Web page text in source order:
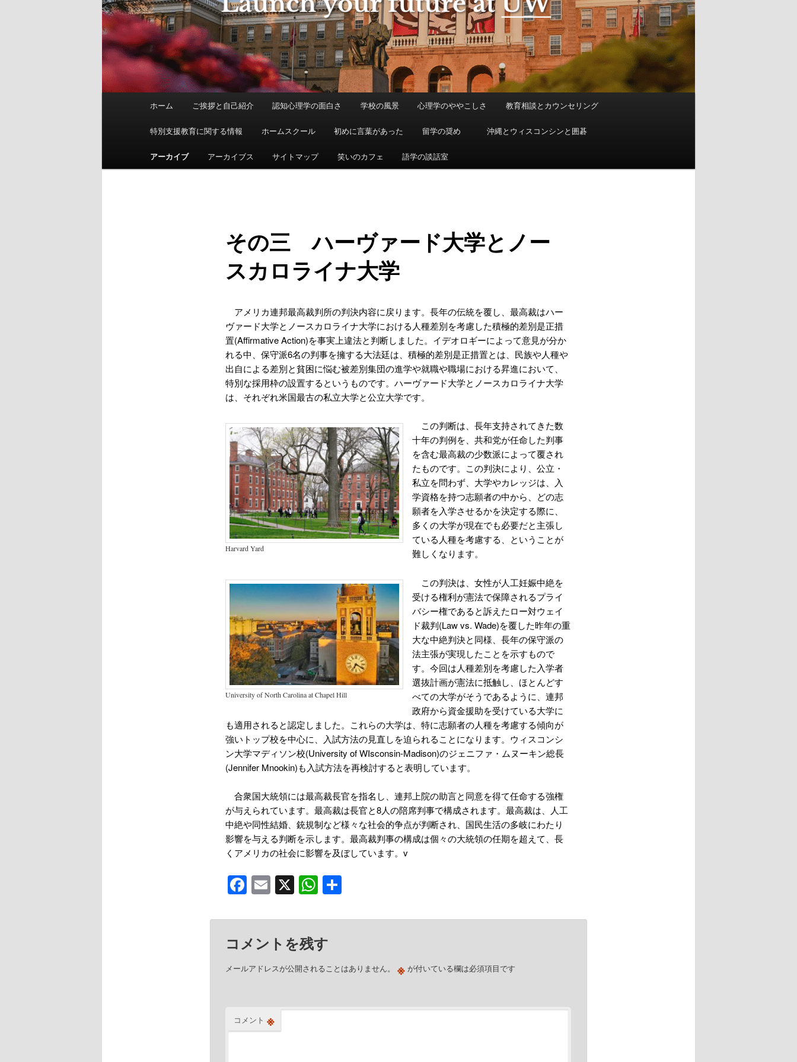
ュ
ホーム ご挨拶と自己紹介 認知心理学の面白さ 学校の風景 心理学のややこしさ 教育相談とカウンセリング
特別支援教育に関する情報 ホームスクール 初めに言葉があった 留学の奨め 沖縄とウィスコンシンと囲碁
アーカイブ アーカイブス サイトマップ 笑いのカフェ 語学の談話室
その三 ハーヴァード大学とノー
スカロライナ大学
アメリカ連邦最高裁判所の判決内容に戻ります。長年の伝統を覆し、最高裁はハー
ヴァード大学とノースカロライナ大学における人種差別を考慮した積極的差別是正措
置(Affirmative Action)を事実上違法と判断しました。イデオロギーによって意見が分か
れる中、保守派6名の判事を擁する大法廷は、積極的差別是正措置とは、民族や人種や
出自による差別と貧困に悩む被差別集団の進学や就職や職場における昇進において、
特別な採用枠の設置するというものです。ハーヴァード大学とノースカロライナ大学
は、それぞれ米国最古の私立大学と公立大学です。
Harvard Yard
この判断は、長年支持されてきた数
十年の判例を、共和党が任命した判事
を含む最高裁の少数派によって覆され
たものです。この判決により、公立・
私立を問わず、大学やカレッジは、入
学資格を持つ志願者の中から、どの志
願者を入学させるかを決定する際に、
多くの大学が現在でも必要だと主張し
ている人種を考慮する、ということが
難しくなります。
University of North Carolina at Chapel Hill
この判決は、女性が人工妊娠中絶を
受ける権利が憲法で保障されるプライ
バシー権であると訴えたロー対ウェイ
ド裁判(Law vs. Wade)を覆した昨年の重
大な中絶判決と同様、長年の保守派の
法主張が実現したことを示すもので
す。今回は人種差別を考慮した入学者
選抜計画が憲法に抵触し、ほとんどす
べての大学がそうであるように、連邦
政府から資金援助を受けている大学に
も適用されると認定しました。これらの大学は、特に志願者の人種を考慮する傾向が
強いトップ校を中心に、入試方法の見直しを迫られることになります。ウィスコンシ
ン大学マディソン校(University of WIsconsin-Madison)のジェニファ・ムヌーキン総長
(Jennifer Mnookin)も入試方法を再検討すると表明しています。
合衆国大統領には最高裁長官を指名し、連邦上院の助言と同意を得て任命する強権
が与えられています。最高裁は長官と8人の陪席判事で構成されます。最高裁は、人工
中絶や同性結婚、銃規制など様々な社会的争点が判断され、国民生活の多岐にわたり
影響を与える判断を示します。最高裁判事の構成は個々の大統領の任期を超えて、長
くアメリカの社会に影響を及ぼしています。v
Facebook
Email
X WhatsApp
共
コメントを残す
メールアドレスが公開されることはありません。 ※が付いている欄は必須項目です
コメント ※